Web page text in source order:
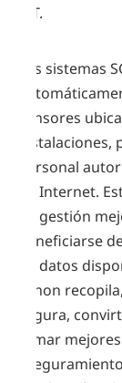
IoT.
Los sistemas
sensores
personal
de Internet.
de gestión
beneficiarse
de datos
zenon
segura,
tomar